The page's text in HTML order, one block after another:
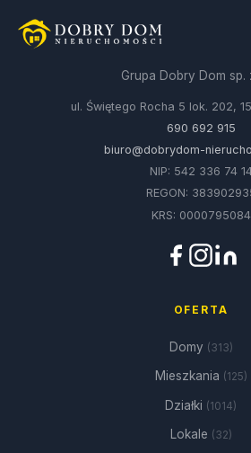
Grupa Dobry Dom sp.
ul. Świętego Rocha 5 lok. 202,
690 692 915
biuro@dobrydom-
NIP: 542 336 74
REGON:
KRS: 0000795084
OFERTA
Domy (313)
Mieszkania (125)
Działki (1014)
Lokale (32)